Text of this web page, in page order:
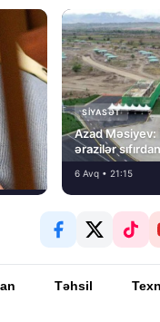
SIYASƏT
Azad Məsiyev:
ərazilər
6 Avq • 21:15
Təhsil